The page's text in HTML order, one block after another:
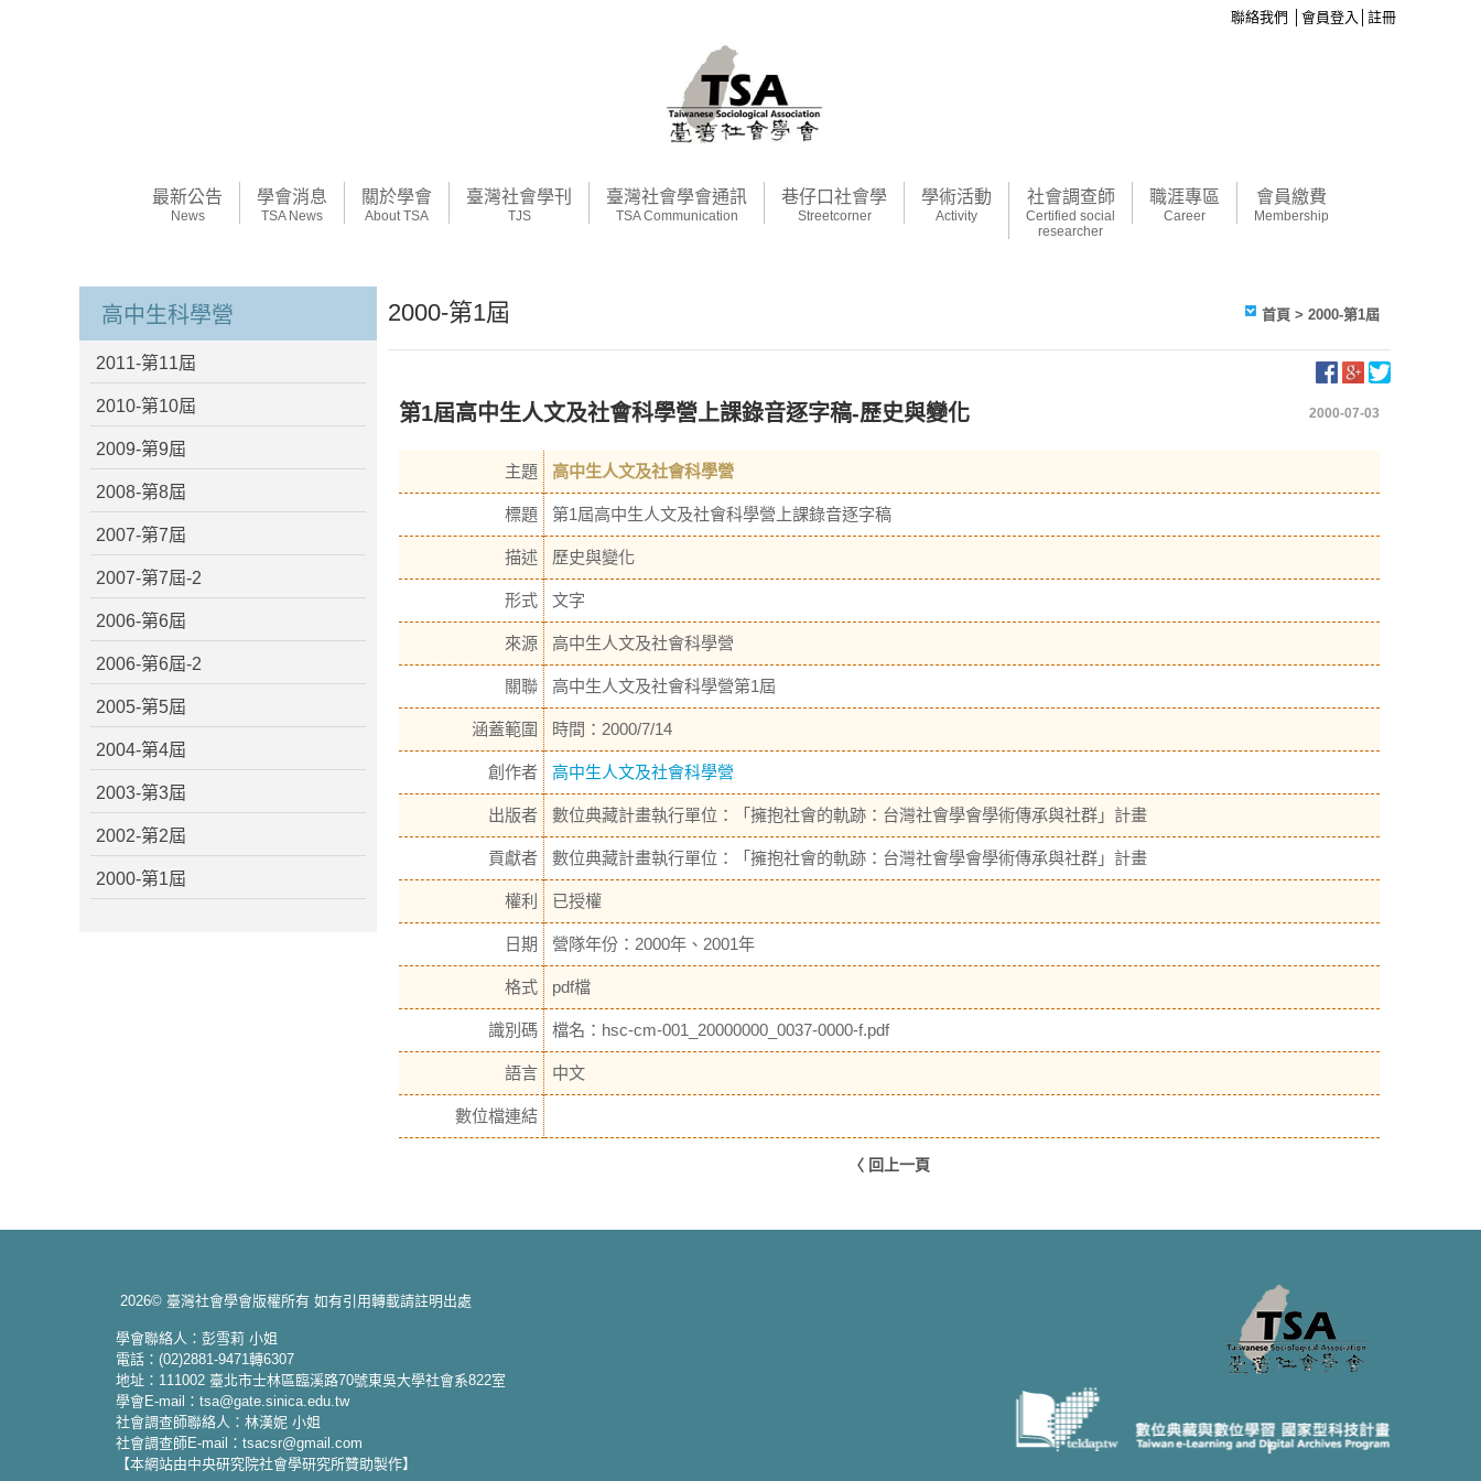
聯絡我們 會員登入 註冊
最新公告
News
學會消息
TSA News
關於學會
About TSA
臺灣社會學刊
TJS
臺灣社會學會通訊
TSA Communication
巷仔口社會學
Streetcorner
學術活動
Activity
社會調查師
Certified social
researcher
職涯專區
Career
會員繳費
Membership
高中生科學營
2011-第11屆
2010-第10屆
2009-第9屆
2008-第8屆
2007-第7屆
2007-第7屆-2
2006-第6屆
2006-第6屆-2
2005-第5屆
2004-第4屆
2003-第3屆
2002-第2屆
2000-第1屆
2000-第1屆 首頁 > 2000-第1屆
第1屆高中生人文及社會科學營上課錄音逐字稿-歷史與變化 2000-07-03
主題 高中生人文及社會科學營
標題 第1屆高中生人文及社會科學營上課錄音逐字稿
描述 歷史與變化
形式 文字
來源 高中生人文及社會科學營
關聯 高中生人文及社會科學營第1屆
涵蓋範圍 時間：2000/7/14
創作者 高中生人文及社會科學營
出版者 數位典藏計畫執行單位：「擁抱社會的軌跡：台灣社會學會學術傳承與社群」計畫
貢獻者 數位典藏計畫執行單位：「擁抱社會的軌跡：台灣社會學會學術傳承與社群」計畫
權利 已授權
日期 營隊年份：2000年、2001年
格式 pdf檔
識別碼 檔名：hsc-cm-001_20000000_0037-0000-f.pdf
語言 中文
數位檔連結
〈 回上一頁
2026© 臺灣社會學會版權所有 如有引用轉載請註明出處
學會聯絡人：彭雪莉 小姐
電話：(02)2881-9471轉6307
地址：111002 臺北市士林區臨溪路70號東吳大學社會系822室
學會E-mail：tsa@gate.sinica.edu.tw
社會調查師聯絡人：林漢妮 小姐
社會調查師E-mail：tsacsr@gmail.com
【本網站由中央研究院社會學研究所贊助製作】